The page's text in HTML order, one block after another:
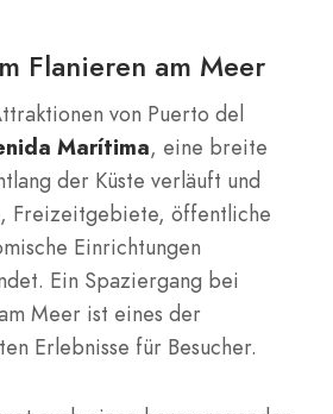
Flanieren am Meer
von Puerto del
Marítima, eine breite
der Küste verläuft und
Freizeitgebiete, öffentliche
Einrichtungen
Ein Spaziergang bei
Meer ist eines der
Erlebnisse für Besucher.